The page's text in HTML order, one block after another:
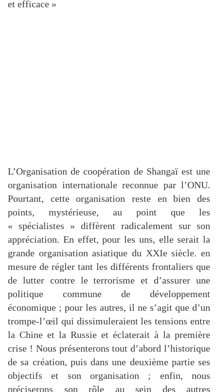
L’Organisation de coopération de Shangaï est une
organisation internationale reconnue par l’ONU.
Pourtant, cette organisation reste en bien des
points, mystérieuse, au point que les
« spécialistes » diffèrent radicalement sur son
appréciation. En effet, pour les uns, elle serait la
grande organisation asiatique du XXIe siècle. en
mesure de régler tant les différents frontaliers que
de lutter contre le terrorisme et d’assurer une
politique commune de développement
économique ; pour les autres, il ne s’agit que d’un
trompe-l’œil qui dissimuleraient les tensions entre
la Chine et la Russie et éclaterait à la première
crise ! Nous présenterons tout d’abord l’historique
de sa création, puis dans une deuxième partie ses
objectifs et son organisation ; enfin, nous
préciserons son rôle au sein des autres